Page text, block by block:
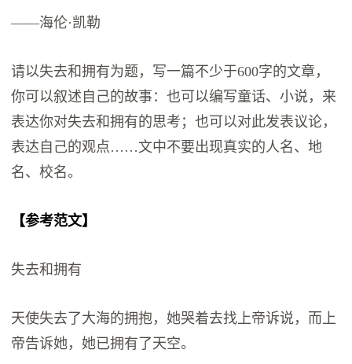
——海伦·凯勒
请以失去和拥有为题，写一篇不少于600字的文章，
你可以叙述自己的故事：也可以编写童话、小说，来
表达你对失去和拥有的思考；也可以对此发表议论，
表达自己的观点……文中不要出现真实的人名、地
名、校名。
【参考范文】
失去和拥有
天使失去了大海的拥抱，她哭着去找上帝诉说，而上
帝告诉她，她已拥有了天空。